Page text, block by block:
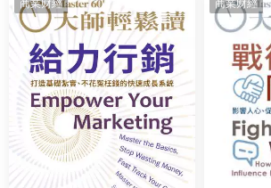
商業财經 商業财經